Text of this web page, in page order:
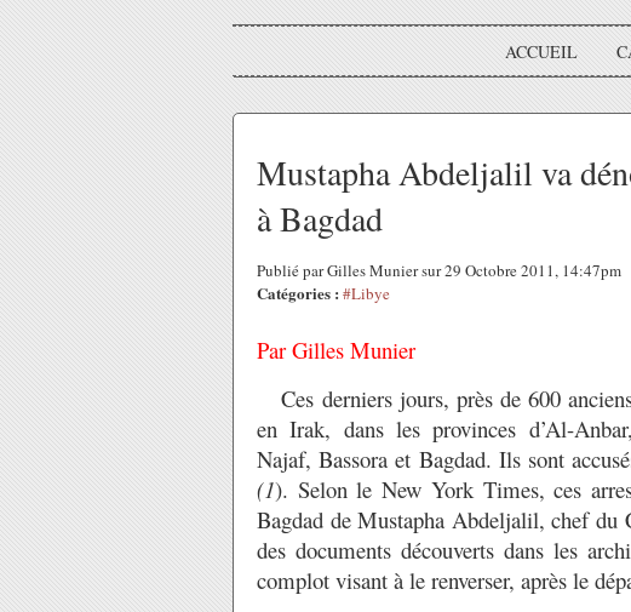
ACCUEIL
Mustapha Abdeljalil va
à Bagdad
Publié par Gilles Munier sur 29 Octobre 2011, 14:47pm
Catégories : #Libye
Par Gilles Munier
Ces derniers jours, près de 600
en Irak, dans les provinces d’Al-
Najaf, Bassora et Bagdad. Ils sont
(1). Selon le New York Times, ces
Bagdad de Mustapha Abdeljalil, chef
des documents découverts dans les
complot visant à le renverser, après le